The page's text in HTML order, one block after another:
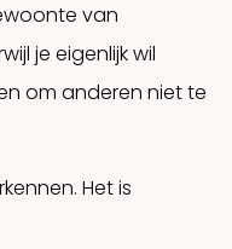
van
je eigenlijk wil
om anderen niet te
Het is